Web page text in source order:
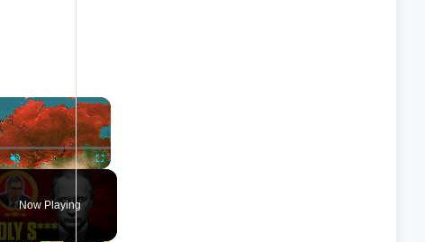
×
Unmute Fullscreen
Now Playing